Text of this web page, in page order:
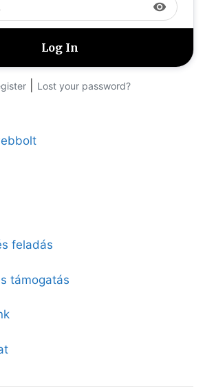
visibility
Lost your password?
feladás
támogatás